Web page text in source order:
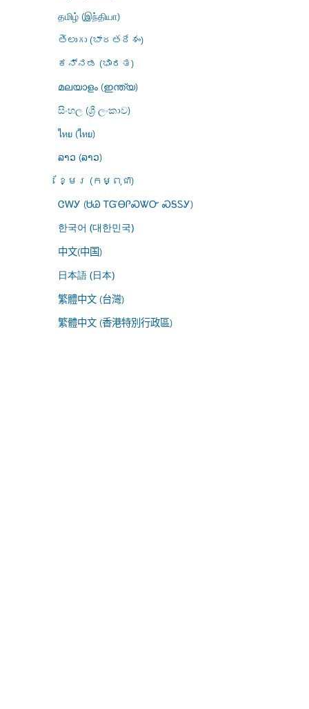
தமிழ் (இந்தியா)
తెలుగు (భారతదేశం)
ಕನ್ನಡ (ಭಾರತ)
മലയാളം (ഇന്ത്യ)
සිංහල (ශ්‍රී ලංකාව)
ไทย (ไทย)
ລາວ (ລາວ)
ខ្មែរ (កម្ពុជា)
ᏣᎳᎩ (ᏌᏊ ᎢᏳᎾᎵᏍᏔᏅ ᏍᎦᏚᎩ)
한국어 (대한민국)
中文(中国)
日本語 (日本)
繁體中文 (台灣)
繁體中文 (香港特別行政區)